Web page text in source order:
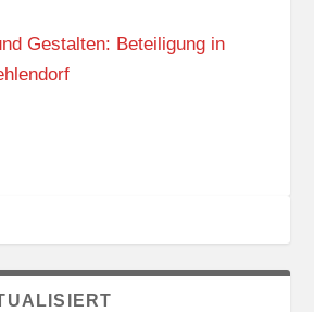
Gestalten: Beteiligung in